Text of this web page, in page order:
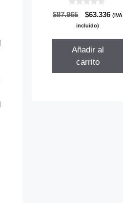
0
d
$87.965
El
precio
era:
$63.336El(IVA
incluido)
Añadir al
carrito